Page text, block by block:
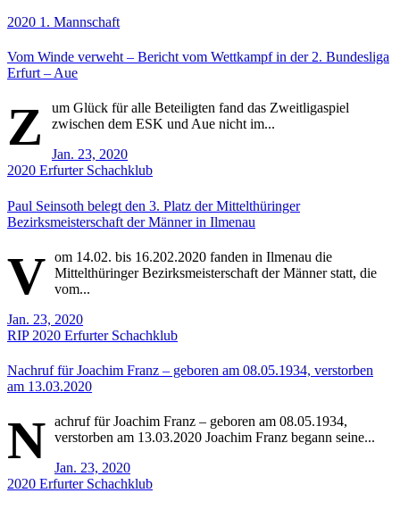
2020 1. Mannschaft
Vom Winde verweht – Bericht vom Wettkampf in der 2. Bundesliga
Erfurt – Aue
Z
um Glück für alle Beteiligten fand das Zweitligaspiel
zwischen dem ESK und Aue nicht im...
Jan. 23, 2020
2020 Erfurter Schachklub
Paul Seinsoth belegt den 3. Platz der Mittelthüringer
Bezirksmeisterschaft der Männer in Ilmenau
V om 14.02. bis 16.202.2020 fanden in Ilmenau die
Mittelthüringer Bezirksmeisterschaft der Männer statt, die
vom...
Jan. 23, 2020
RIP 2020 Erfurter Schachklub
Nachruf für Joachim Franz – geboren am 08.05.1934, verstorben
am 13.03.2020
N achruf für Joachim Franz – geboren am 08.05.1934,
verstorben am 13.03.2020 Joachim Franz begann seine...
Jan. 23, 2020
2020 Erfurter Schachklub